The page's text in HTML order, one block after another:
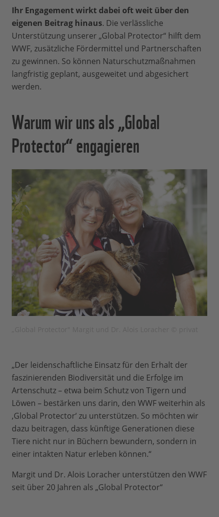
Ihr Engagement wirkt dabei oft weit über den
eigenen Beitrag hinaus. Die verlässliche
Unterstützung unserer „Global Protector“ hilft dem
WWF, zusätzliche Fördermittel und Partnerschaften
zu gewinnen. So können Naturschutzmaßnahmen
langfristig geplant, ausgeweitet und abgesichert
werden.
Warum wir uns als „Global
Protector“ engagieren
„Der leidenschaftliche Einsatz für den Erhalt der
faszinierenden Biodiversität und die Erfolge im
Artenschutz – etwa beim Schutz von Tigern und
Löwen – bestärken uns darin, den WWF weiterhin als
‚Global Protector‘ zu unterstützen. So möchten wir
dazu beitragen, dass künftige Generationen diese
Tiere nicht nur in Büchern bewundern, sondern in
einer intakten Natur erleben können.“
Margit und Dr. Alois Loracher unterstützen den WWF
seit über 20 Jahren als „Global Protector“